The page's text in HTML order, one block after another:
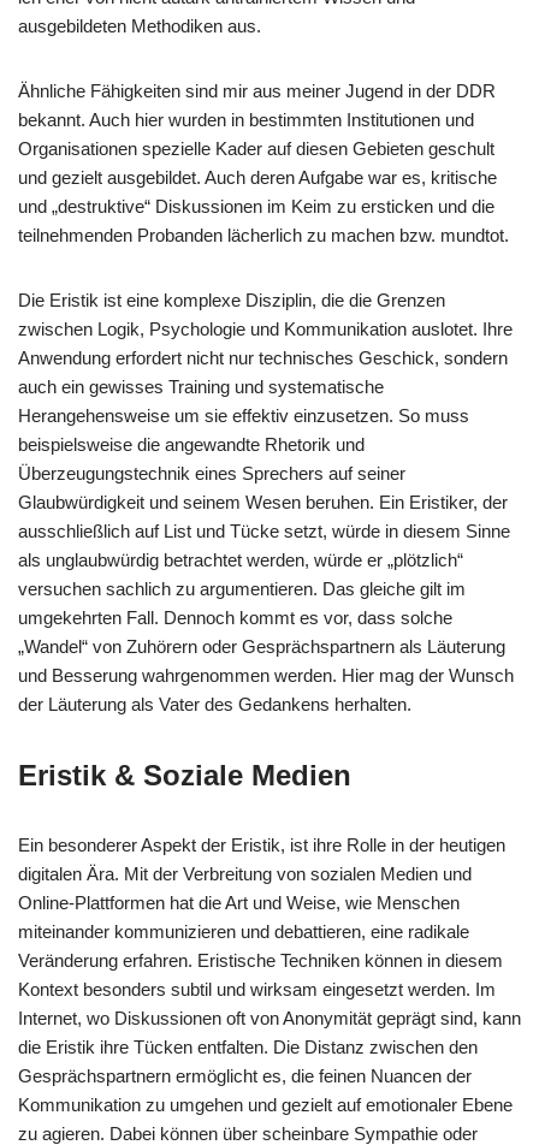
ausgebildeten Methodiken aus.
Ähnliche Fähigkeiten sind mir aus meiner Jugend in der DDR
bekannt. Auch hier wurden in bestimmten Institutionen und
Organisationen spezielle Kader auf diesen Gebieten geschult
und gezielt ausgebildet. Auch deren Aufgabe war es, kritische
und „destruktive“ Diskussionen im Keim zu ersticken und die
teilnehmenden Probanden lächerlich zu machen bzw. mundtot.
Die Eristik ist eine komplexe Disziplin, die die Grenzen
zwischen Logik, Psychologie und Kommunikation auslotet. Ihre
Anwendung erfordert nicht nur technisches Geschick, sondern
auch ein gewisses Training und systematische
Herangehensweise um sie effektiv einzusetzen. So muss
beispielsweise die angewandte Rhetorik und
Überzeugungstechnik eines Sprechers auf seiner
Glaubwürdigkeit und seinem Wesen beruhen. Ein Eristiker, der
ausschließlich auf List und Tücke setzt, würde in diesem Sinne
als unglaubwürdig betrachtet werden, würde er „plötzlich“
versuchen sachlich zu argumentieren. Das gleiche gilt im
umgekehrten Fall. Dennoch kommt es vor, dass solche
„Wandel“ von Zuhörern oder Gesprächspartnern als Läuterung
und Besserung wahrgenommen werden. Hier mag der Wunsch
der Läuterung als Vater des Gedankens herhalten.
Eristik & Soziale Medien
Ein besonderer Aspekt der Eristik, ist ihre Rolle in der heutigen
digitalen Ära. Mit der Verbreitung von sozialen Medien und
Online-Plattformen hat die Art und Weise, wie Menschen
miteinander kommunizieren und debattieren, eine radikale
Veränderung erfahren. Eristische Techniken können in diesem
Kontext besonders subtil und wirksam eingesetzt werden. Im
Internet, wo Diskussionen oft von Anonymität geprägt sind, kann
die Eristik ihre Tücken entfalten. Die Distanz zwischen den
Gesprächspartnern ermöglicht es, die feinen Nuancen der
Kommunikation zu umgehen und gezielt auf emotionaler Ebene
zu agieren. Dabei können über scheinbare Sympathie oder